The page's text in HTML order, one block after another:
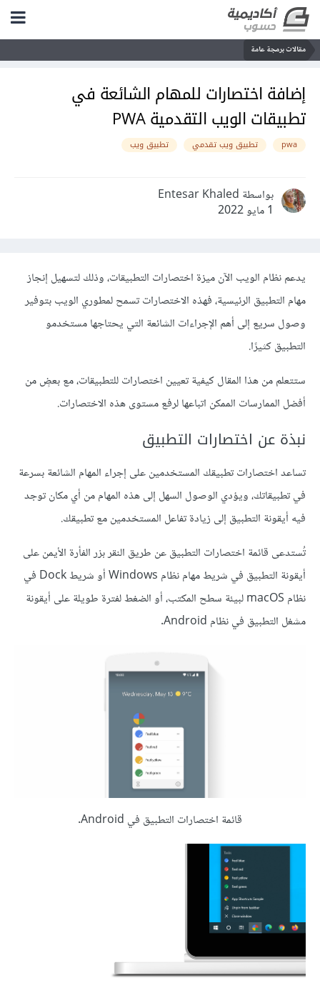
مقالات برمجة عامة
إضافة اختصارات للمهام الشائعة في
تطبيقات الويب التقدمية PWA
pwa تطبيق ويب تقدمي تطبيق ويب
بواسطة Entesar Khaled
1 مايو 2022
يدعم نظام الويب الآن ميزة اختصارات التطبيقات، وذلك لتسهيل إنجاز
مهام التطبيق الرئيسية، فهذه الاختصارات تسمح لمطوري الويب بتوفير
وصول سريع إلى أهم الإجراءات الشائعة التي يحتاجها مستخدمو
التطبيق كثيرًا.
ستتعلم من هذا المقال كيفية تعيين اختصارات للتطبيقات، مع بعضٍ من
أفضل الممارسات الممكن اتباعها لرفع مستوى هذه الاختصارات.
نبذة عن اختصارات التطبيق
تساعد اختصارات تطبيقك المستخدمين على إجراء المهام الشائعة بسرعة
في تطبيقاتك، ويؤدي الوصول السهل إلى هذه المهام من أي مكان توجد
فيه أيقونة التطبيق إلى زيادة تفاعل المستخدمين مع تطبيقك.
تُستدعى قائمة اختصارات التطبيق عن طريق النقر بزر الفأرة الأيمن على
أيقونة التطبيق في شريط مهام نظام Windows أو شريط Dock في
نظام macOS لبيئة سطح المكتب، أو الضغط لفترة طويلة على أيقونة
مشغل التطبيق في نظام Android.
قائمة اختصارات التطبيق في Android.